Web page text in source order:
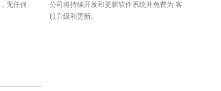
无任何
公司将持续开发和更新软件系统并免费为 客
服升级和更新。